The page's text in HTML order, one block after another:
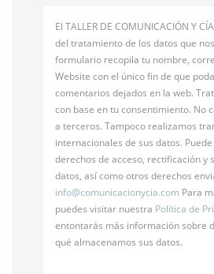
El TALLER DE COMUNICACIÓN Y
del tratamiento de los datos que
formulario recopila tu nombre,
Website con el único fin de que
comentarios dejados en la web.
con base en tu consentimiento. No
a terceros. Tampoco realizamos
internacionales de sus datos.
derechos de acceso, rectificación y
datos, así como otros derechos
info@comunicacionycia.com Para
puedes visitar nuestra Política de
entontarás más información sobre
qué almacenamos sus datos.